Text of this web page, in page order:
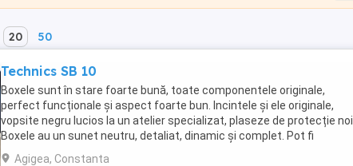
20 50
Technics SB 10
Boxele sunt în stare foarte bună, toate componentele originale,
perfect funcționale și aspect foarte bun. Incintele și ele originale,
vopsite negru lucios la un atelier specializat, plaseze de protecție noi.
Boxele au un sunet neutru, detaliat, dinamic și complet. Pot fi
ascultate și ridicate personal,nu ...
Agigea, Constanta